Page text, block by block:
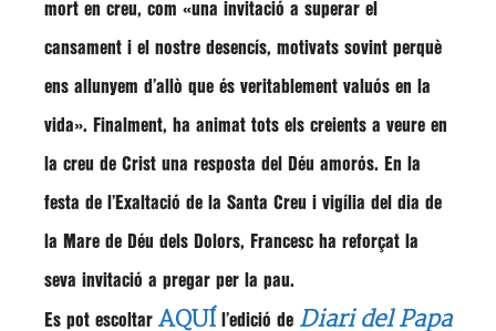
mort en creu, com «una invitació a superar el
cansament i el nostre desencís, motivats sovint perquè
ens allunyem d’allò que és veritablement valuós en la
vida». Finalment, ha animat tots els creients a veure en
la creu de Crist una resposta del Déu amorós. En la
festa de l’Exaltació de la Santa Creu i vigília del dia de
la Mare de Déu dels Dolors, Francesc ha reforçat la
seva invitació a pregar per la pau.
Es pot escoltar AQUÍ l’edició de Diari del Papa